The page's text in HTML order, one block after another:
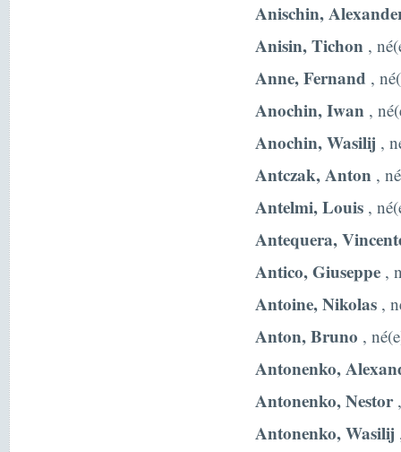
Anischin,
Anisin, Tichon ,
Anne, Fernand ,
Anochin, Iwan ,
Anochin, Wasilij ,
Antczak, Anton ,
Antelmi, Louis ,
Antequera,
Antico, Giuseppe ,
Antoine, Nikolas ,
Anton, Bruno ,
Antonenko,
Antonenko, Nestor
Antonenko, Wasilij